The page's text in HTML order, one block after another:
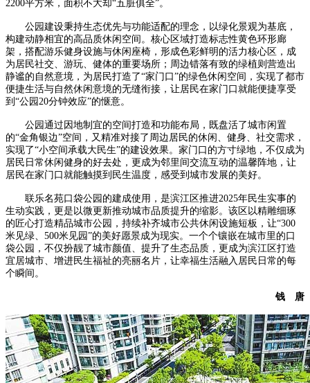
2200平方米，面积不大却“五脏俱全”。
公园建设秉持生态优先与功能适配的理念，以绿化景观为基底，
构建动静相宜的高品质休闲空间。核心区域打造标志性黄色环形廊
架，搭配游乐健身设施与休闲座椅，形成色彩鲜明的活力核心区，成
为居民社交、游玩、健体的重要场所；周边错落有致的绿植则营造出
静谧的自然意境，为居民打造了“家门口”的绿色休闲空间，实现了都市
便捷生活与自然休闲意境的无缝衔接，让居民在家门口就能便捷享受
到“公园20分钟效应”的惬意。
公园通过因地制宜的空间打造和功能布局，既盘活了城市闲置
的“金角银边”空间，又精准对接了周边居民的休闲、健身、社交需求，
实现了“小空间承载大民生”的建设效果。家门口的方寸绿地，不仅成为
居民日常休闲健身的好去处，更成为邻里间交流互动的温馨阵地，让
居民在家门口就能触摸到民生温度，感受到城市发展的美好。
联乐名苑口袋公园的建成使用，是滨江区推进2025年民生实事的
生动实践，更是以微更新推动城市品质提升的缩影。该区以精雕细琢
的匠心打造精品城市公园，持续补齐城市公共休闲设施短板，让“300
米见绿、500米见园”的美好愿景成为现实。一个个镶嵌在城市里的口
袋公园，不仅扮靓了城市颜值、提升了生态品质，更成为滨江区打造
宜居城市、增进民生福祉的亮丽名片，让幸福生活融入居民日常的每
个瞬间。
钱 唐